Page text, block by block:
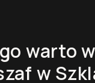
warto
w